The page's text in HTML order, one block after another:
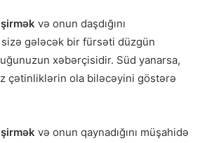
və onun daşdığını
gələcək bir fürsəti düzgün
xəbərçisidir. Süd yanarsa,
çətinliklərin ola biləcəyini göstərə
və onun qaynadığını müşahidə